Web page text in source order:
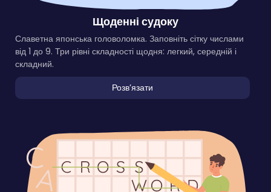
Щоденні судоку
Славетна японська головоломка. Заповніть сітку числами
від 1 до 9. Три рівні складності щодня: легкий, середній і
складний.
Розвʼязати